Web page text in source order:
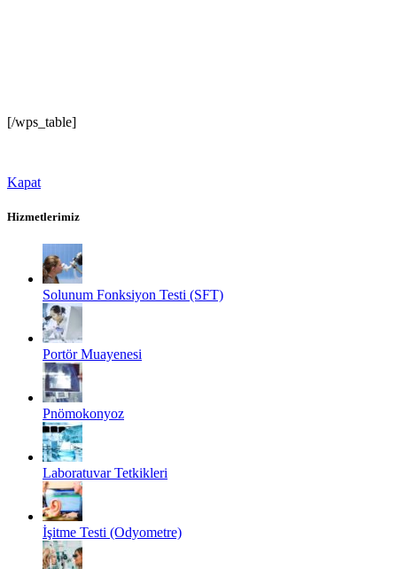
[/wps_table]
Kapat
Hizmetlerimiz
Solunum Fonksiyon Testi (SFT)
Portör Muayenesi
Pnömokonyoz
Laboratuvar Tetkikleri
İşitme Testi (Odyometre)